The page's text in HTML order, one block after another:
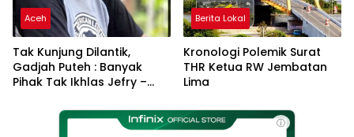
Aceh
Tak Kunjung Dilantik,
Gadjah Puteh : Banyak
Pihak Tak Ikhlas Jefry –
Berita Lokal
Kronologi Polemik Surat
THR Ketua RW Jembatan
Lima
ⓘ